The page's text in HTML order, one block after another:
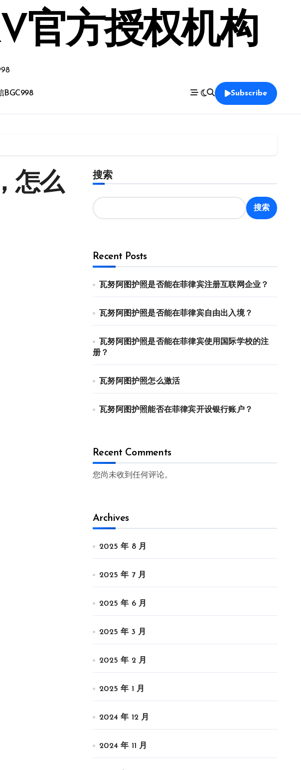
官方授权机构
BGC998 Subscribe
怎么
搜索
搜索
Recent Posts
瓦努阿图护照是否能在菲律宾注册互联网企业？
瓦努阿图护照是否能在菲律宾自由出入境？
瓦努阿图护照是否能在菲律宾使用国际学校的注
册？
瓦努阿图护照怎么激活
瓦努阿图护照能否在菲律宾开设银行账户？
Recent Comments
您尚未收到任何评论。
Archives
2025 年 8 月
2025 年 7 月
2025 年 6 月
2025 年 3 月
2025 年 2 月
2025 年 1 月
2024 年 12 月
2024 年 11 月